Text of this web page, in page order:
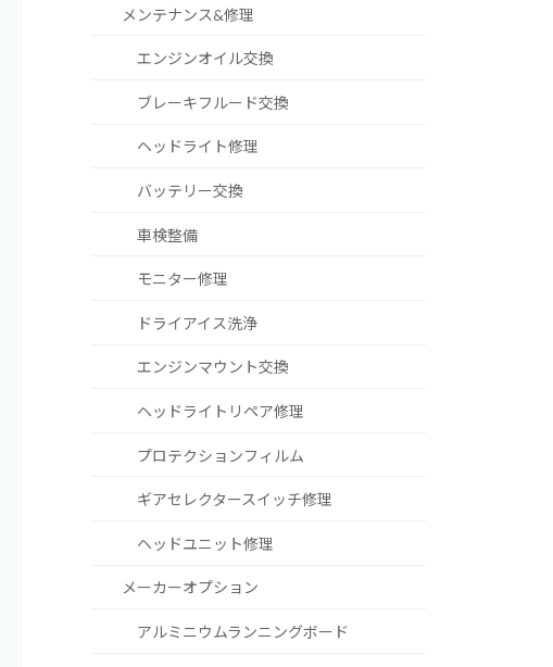
メンテナンス&修理
エンジンオイル交換
ブレーキフルード交換
ヘッドライト修理
バッテリー交換
車検整備
モニター修理
ドライアイス洗浄
エンジンマウント交換
ヘッドライトリペア修理
プロテクションフィルム
ギアセレクタースイッチ修理
ヘッドユニット修理
メーカーオプション
アルミニウムランニングボード